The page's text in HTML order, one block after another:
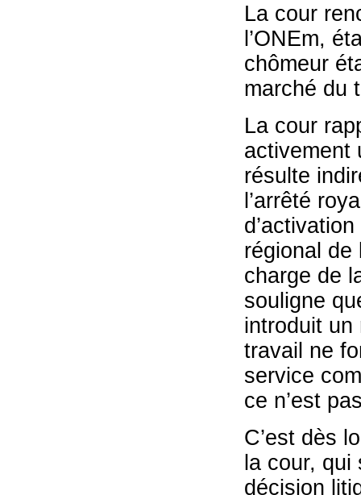
La cour
l’ONEm,
chômeur
marché du
La cour
activement
résulte
l’arrêté
régional de
charge de
souligne
introduit un
travail ne
service
ce n’est
C’est dès
la cour,
décision